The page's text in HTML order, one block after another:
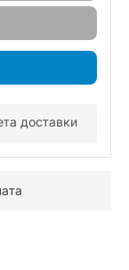
доставки